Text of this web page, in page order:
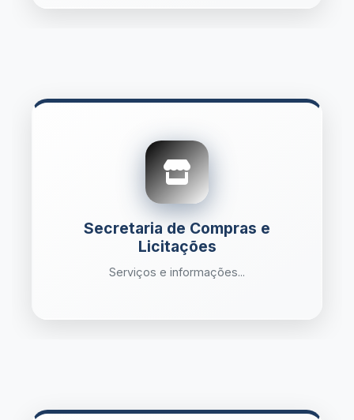
Secretaria de Compras e
Licitações
Serviços e informações...